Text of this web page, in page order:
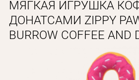
КОТЫ
ОТ ЖАРЫ
НАШЕ
НОВИНКИ
АКЦИИ
МЯГКАЯ ИГРУШКА
ДОНАТСАМИ ZIPPY
BURROW COFFEE AND